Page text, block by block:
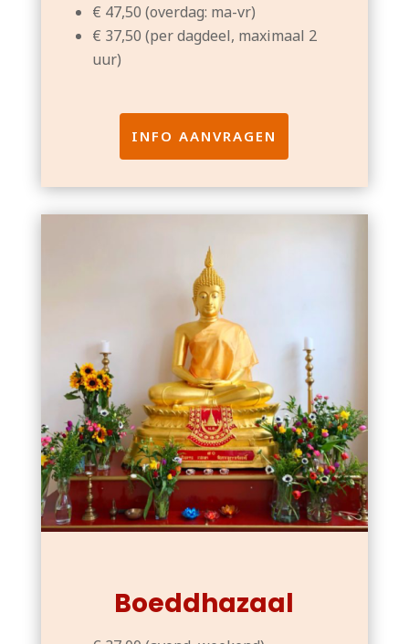
€ 47,50 (overdag: ma-vr)
€ 37,50 (per dagdeel, maximaal 2
uur)
INFO AANVRAGEN
Boeddhazaal